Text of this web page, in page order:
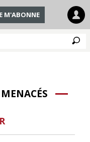
M'ABONNE